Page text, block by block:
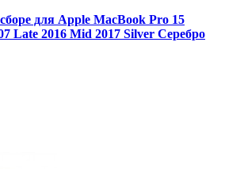
для Apple MacBook Pro 15
Late 2016 Mid 2017 Silver Серебро